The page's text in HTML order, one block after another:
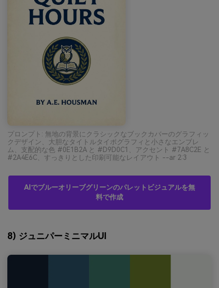
プロンプト: 無地の背景にクラシックなブックカバーのグラフィッ
クデザイン、大胆なタイトルタイポグラフィと小さなエンブレ
ム、支配的な色 #0E1B2A と #D9D0C1、アクセント #7A8C2E と
#2A4E6C、すっきりとした印刷可能なレイアウト --ar 2:3
AIでブルーオリーブグリーンのパレットビジュアルを無
料で作成
8) ジュニパーミニマルUI